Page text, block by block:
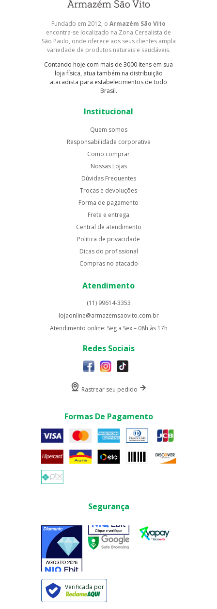
Fundado em 2012, o Armazém São Vito
encontra-se localizado na Zona Cerealista de
São Paulo, onde oferece aos seus clientes ampla
variedade de produtos naturais e saudáveis.
Contando hoje com mais de 3000 itens em sua
loja física, atua também na distribuição
atacadista para estabelecimentos de todo
Brasil.
Institucional
Quem somos
Responsabilidade corporativa
Como comprar
Nossas Lojas
Dúvidas Frequentes
Trocas e devoluções
Forma de pagamento
Frete e entrega
Central de atendimento
Politica de privacidade
Dicas do profissional
Compras no atacado
Atendimento
(11) 99614-3353
lojaonline@armazemsaovito.com.br
Atendimento online: Seg a Sex – 08h às 17h
Redes Sociais
Rastrear seu pedido
Formas De Pagamento
Segurança
Verificada por